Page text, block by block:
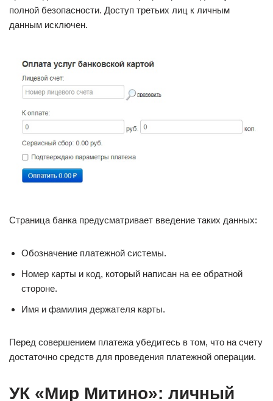
полной безопасности. Доступ третьих лиц к личным
данным исключен.
Страница банка предусматривает введение таких данных:
Обозначение платежной системы.
Номер карты и код, который написан на ее обратной
стороне.
Имя и фамилия держателя карты.
Перед совершением платежа убедитесь в том, что на счету
достаточно средств для проведения платежной операции.
УК «Мир Митино»: личный